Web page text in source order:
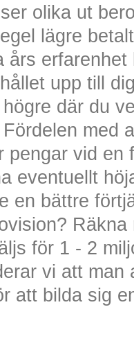
olika ut
lägre
års
upp till
där du
med
pengar vid en
eventuellt
en bättre
för 1 - 2
vi att
att bilda sig